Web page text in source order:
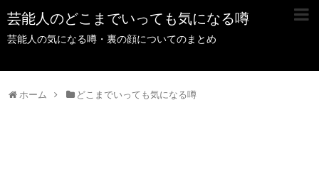
芸能人のどこまでいっても気になる噂
芸能人の気になる噂・裏の顔についてのまとめ
ホーム どこまでいっても気になる噂